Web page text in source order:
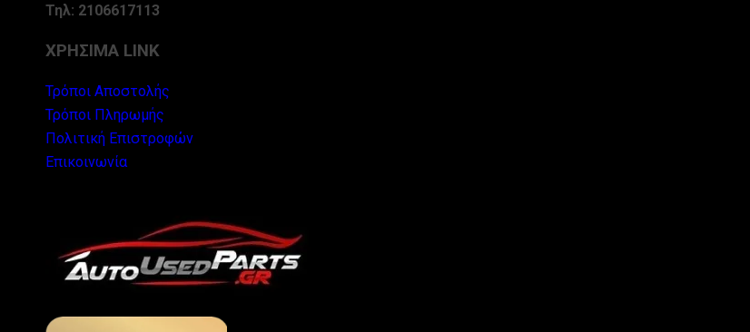
Τηλ: 2106617113
ΧΡΗΣΙΜΑ LINK
Τρόποι Αποστολής
Τρόποι Πληρωμής
Πολιτική Επιστροφών
Επικοινωνία